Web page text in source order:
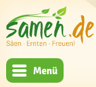
Menü